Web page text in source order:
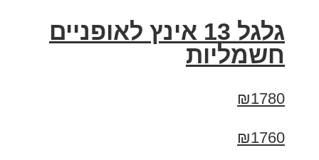
גלגל 13 אינץ לאופניים
חשמליות
₪1780
₪1760